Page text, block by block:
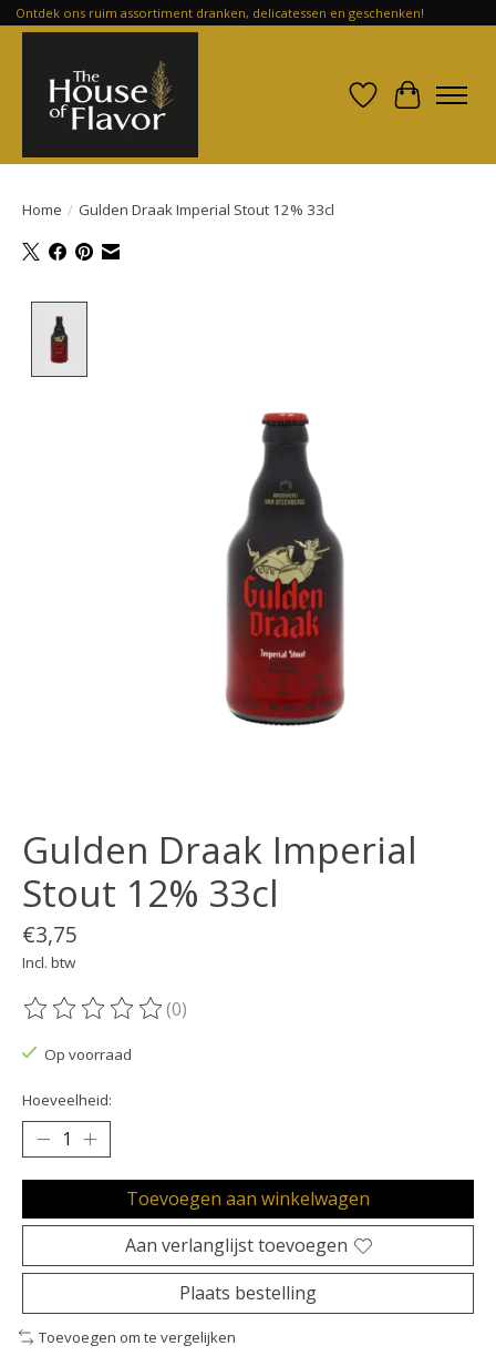
Ontdek ons ruim assortiment dranken, delicatessen en geschenken!
Verlanglijst
Home / Gulden Draak Imperial Stout 12% 33cl
Gulden Draak Imperial
Stout 12% 33cl
€3,75
Incl. btw
De beoordeling van dit product is
(0)
Op voorraad
Hoeveelheid:
Toevoegen aan winkelwagen
Aan verlanglijst toevoegen
Plaats bestelling
Toevoegen om te vergelijken